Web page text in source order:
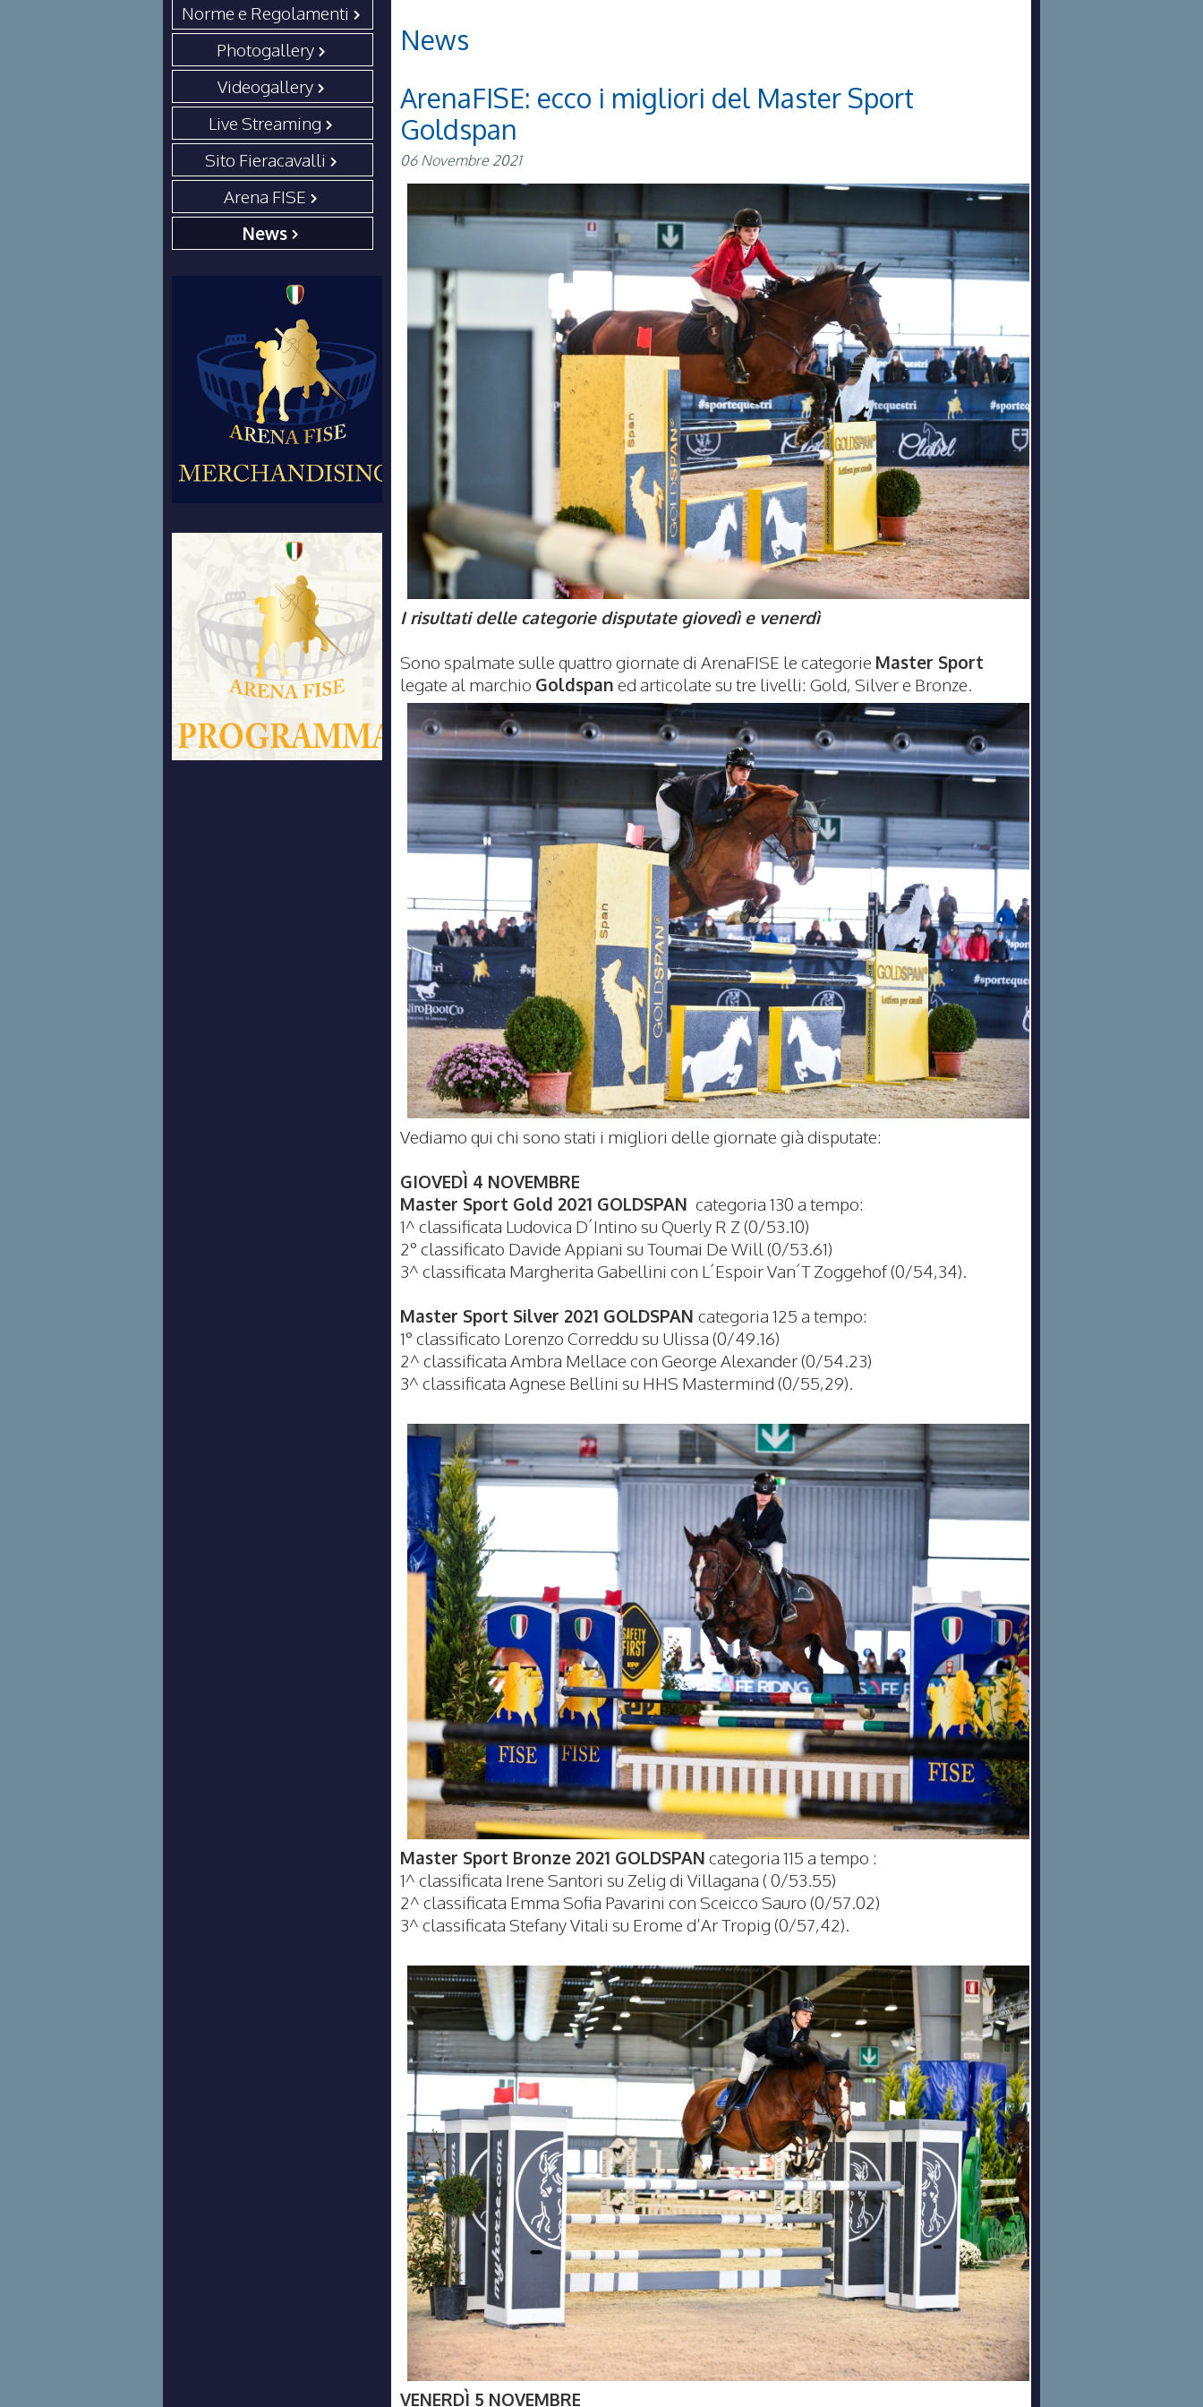
Norme e Regolamenti
Photogallery
Videogallery
Live Streaming
Sito Fieracavalli
Arena FISE
News
News
ArenaFISE: ecco i migliori del Master Sport
Goldspan
06 Novembre 2021
I risultati delle categorie disputate giovedì e venerdì
Sono spalmate sulle quattro giornate di ArenaFISE le categorie Master Sport
legate al marchio Goldspan ed articolate su tre livelli: Gold, Silver e Bronze.
Vediamo qui chi sono stati i migliori delle giornate già disputate:
GIOVEDÌ 4 NOVEMBRE
Master Sport Gold 2021 GOLDSPAN categoria 130 a tempo:
1^ classificata Ludovica D´Intino su Querly R Z (0/53.10)
2° classificato Davide Appiani su Toumai De Will (0/53.61)
3^ classificata Margherita Gabellini con L´Espoir Van´T Zoggehof (0/54,34).
Master Sport Silver 2021 GOLDSPAN categoria 125 a tempo:
1° classificato Lorenzo Correddu su Ulissa (0/49.16)
2^ classificata Ambra Mellace con George Alexander (0/54.23)
3^ classificata Agnese Bellini su HHS Mastermind (0/55,29).
Master Sport Bronze 2021 GOLDSPAN categoria 115 a tempo :
1^ classificata Irene Santori su Zelig di Villagana ( 0/53.55)
2^ classificata Emma Sofia Pavarini con Sceicco Sauro (0/57.02)
3^ classificata Stefany Vitali su Erome d’Ar Tropig (0/57,42).
VENERDÌ 5 NOVEMBRE